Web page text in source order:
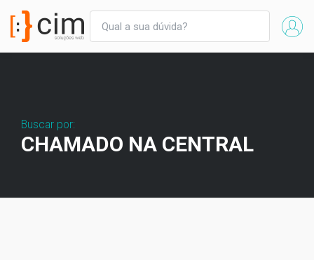
Buscar por:
CHAMADO NA CENTRAL